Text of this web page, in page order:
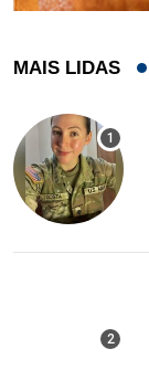
MAIS LIDAS